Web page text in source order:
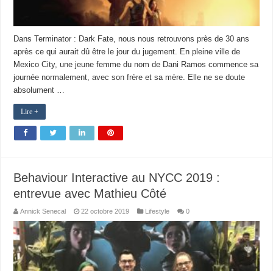
Dans Terminator : Dark Fate, nous nous retrouvons près de 30 ans
après ce qui aurait dû être le jour du jugement. En pleine ville de
Mexico City, une jeune femme du nom de Dani Ramos commence sa
journée normalement, avec son frère et sa mère. Elle ne se doute
absolument …
Lire +
Behaviour Interactive au NYCC 2019 :
entrevue avec Mathieu Côté
Annick Senecal 22 octobre 2019 Lifestyle 0